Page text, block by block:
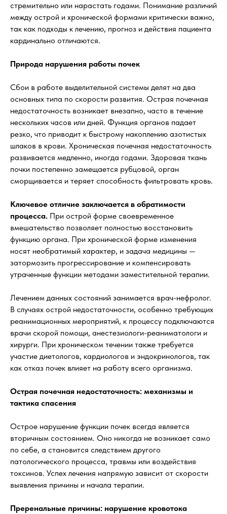
стремительно или нарастать годами. Понимание различий
между острой и хронической формами критически важно,
так как подходы к лечению, прогноз и действия пациента
кардинально отличаются.
Природа нарушения работы почек
Сбои в работе выделительной системы делят на два
основных типа по скорости развития. Острая почечная
недостаточность возникает внезапно, часто в течение
нескольких часов или дней. Функция органов падает
резко, что приводит к быстрому накоплению азотистых
шлаков в крови. Хроническая почечная недостаточность
развивается медленно, иногда годами. Здоровая ткань
почки постепенно замещается рубцовой, орган
сморщивается и теряет способность фильтровать кровь.
Ключевое отличие заключается в обратимости
процесса. При острой форме своевременное
вмешательство позволяет полностью восстановить
функцию органа. При хронической форме изменения
носят необратимый характер, и задача медицины —
затормозить прогрессирование и компенсировать
утраченные функции методами заместительной терапии.
Лечением данных состояний занимается врач-нефролог.
В случаях острой недостаточности, особенно требующих
реанимационных мероприятий, к процессу подключаются
врачи скорой помощи, анестезиологи-реаниматологи и
хирурги. При хроническом течении также требуется
участие диетологов, кардиологов и эндокринологов, так
как отказ почек влияет на работу всего организма.
Острая почечная недостаточность: механизмы и
тактика спасения
Острое нарушение функции почек всегда является
вторичным состоянием. Оно никогда не возникает само
по себе, а становится следствием другого
патологического процесса, травмы или воздействия
токсинов. Успех лечения напрямую зависит от скорости
выявления причины и начала терапии.
Преренальные причины: нарушение кровотока